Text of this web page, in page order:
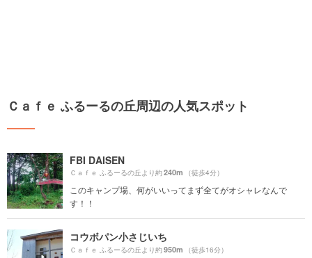
Ｃａｆｅ ふるーるの丘周辺の人気スポット
FBI DAISEN
Ｃａｆｅ ふるーるの丘より約240m （徒歩4分）
このキャンプ場、何がいいってまず全てがオシャレなんで
す！！
コウボパン小さじいち
Ｃａｆｅ ふるーるの丘より約950m （徒歩16分）